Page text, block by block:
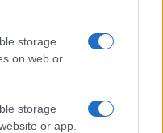
storage
on web or
storage
or app.